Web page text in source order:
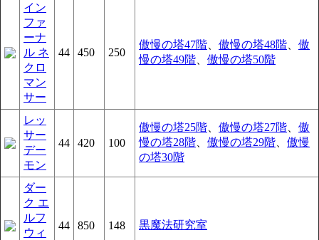
イン
ファ
ーナ
ル ネ
クロ
マン
サー
44 450 250
傲慢の塔47階 傲慢の塔48階
傲
慢の塔49階
傲慢の塔50階
レッ
サー
デー
モン
44 420 100
傲慢の塔25階 傲慢の塔27階
傲
慢の塔28階
傲慢の塔29階
傲慢
の塔30階
ダー
ク エ
ルフ
ウィ
44 850 148 黒魔法研究室